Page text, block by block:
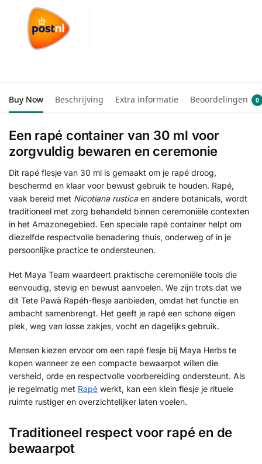
Buy Now Beschrijving Extra informatie Beoordelingen 0
Een rapé container van 30 ml voor
zorgvuldig bewaren en ceremonie
Dit rapé flesje van 30 ml is gemaakt om je rapé droog,
beschermd en klaar voor bewust gebruik te houden. Rapé,
vaak bereid met Nicotiana rusticaen andere botanicals, wordt
traditioneel met zorg behandeld binnen ceremoniële contexten
in het Amazonegebied. Een speciale rapé container helpt om
diezelfde respectvolle benadering thuis, onderweg of in je
persoonlijke practice te ondersteunen.
Het Maya Team waardeert praktische ceremoniële tools die
eenvoudig, stevig en bewust aanvoelen. We zijn trots dat we
dit Tete Pawã Rapéh-flesje aanbieden, omdat het functie en
ambacht samenbrengt. Het geeft je rapé een schone eigen
plek, weg van losse zakjes, vocht en dagelijks gebruik.
Mensen kiezen ervoor om een rapé flesje bij Maya Herbs te
kopen wanneer ze een compacte bewaarpot willen die
versheid, orde en respectvolle voorbereiding ondersteunt. Als
je regelmatig met Rapé werkt, kan een klein flesje je rituele
ruimte rustiger en overzichtelijker laten voelen.
Traditioneel respect voor rapé en de
bewaarpot